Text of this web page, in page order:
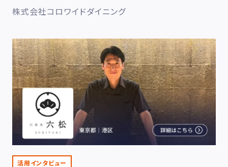
株式会社コロワイドダイニング
活用インタビュー